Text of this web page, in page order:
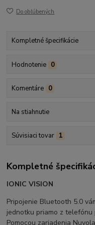
Do obľúbených
Kompletné špecifikácie
Hodnotenie 0
Komentáre 0
Na stiahnutie
Súvisiaci tovar 1
Kompletné
IONIC VISION
Pripojenie Bluetooth 5.0
jednotku priamo z telefónu
Pomocou zariadenia